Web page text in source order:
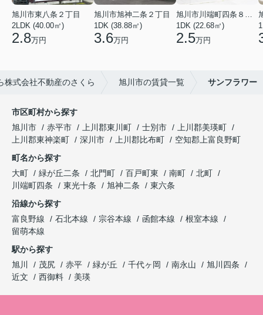
旭川市東八条２丁目
2LDK (40.00㎡)
2.8万円
旭川市旭神二条２丁目
1DK (38.88㎡)
3.6万円
旭川市川端町四条８丁目
1DK (22.68㎡)
2.5万円
株式会社不動産のさくら 旭川市の賃貸一覧 サンフラワー
市区町村から探す
旭川市
赤平市 上川郡東川町 士別市
上川郡美瑛町
上川郡東神楽町
深川市 上川郡比布町
空知郡上富良野町
町名から探す
大町
緑が丘二条 北門町 百戸町東 南町
北町
川端町四条
東光十条 旭神二条
東六条
沿線から探す
富良野線
石北本線 宗谷本線 函館本線
根室本線
留萌本線
駅から探す
旭川
茂尻 赤平 緑が丘 千代ヶ岡 南永山
旭川四条
近文
西御料 美瑛